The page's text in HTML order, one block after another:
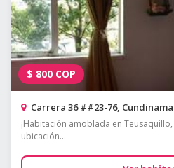
$ 800 COP
Carrera 36 ##23-76,
¡Habitación amoblada en
ubicación...